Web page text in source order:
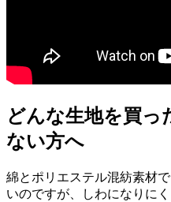
どんな生地を買っ
ない方へ
綿とポリエステル混紡素材
いのですが、しわになりに